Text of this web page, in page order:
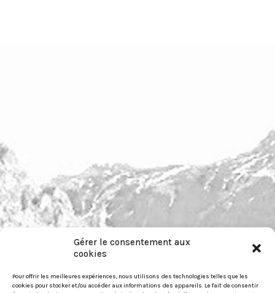
Gérer le consentement aux
cookies
Pour offrir les meilleures expériences, nous utilisons des technologies telles que les
cookies pour stocker et/ou accéder aux informations des appareils. Le fait de consentir
pour nous contacter :
https://festiwild.org/contact